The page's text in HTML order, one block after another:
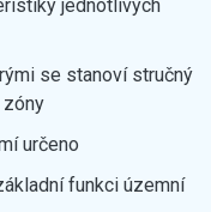
jednotlivých
se stanoví stručný
určeno
funkci územní